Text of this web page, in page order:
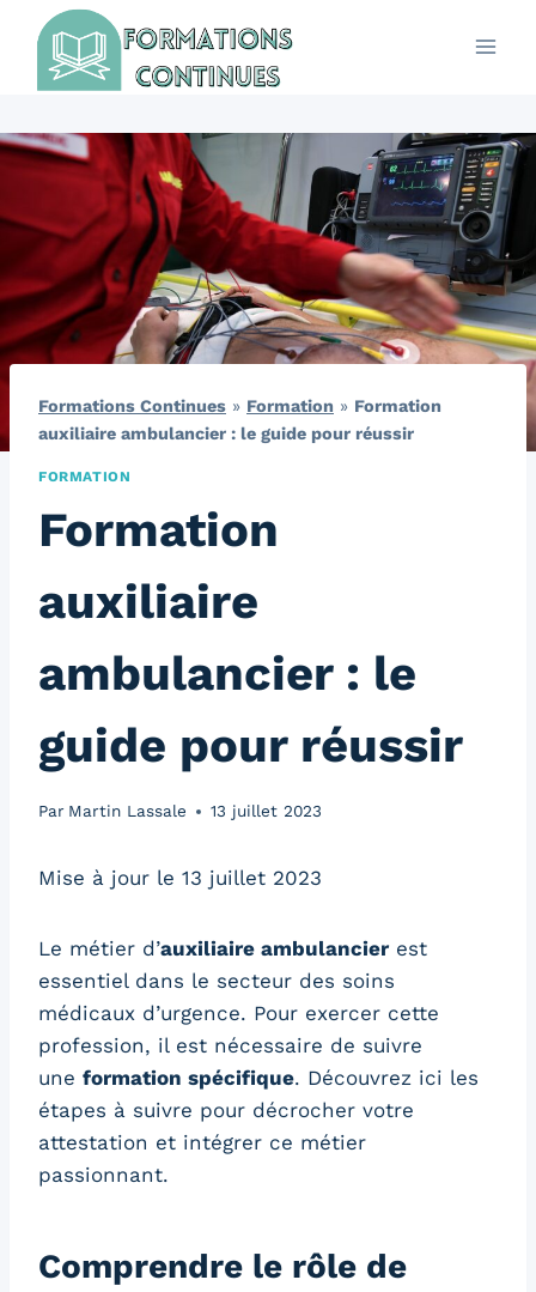
contenu
Formations Continues » Formation » Formation
auxiliaire ambulancier : le guide pour réussir
FORMATION
Formation
auxiliaire
ambulancier : le
guide pour réussir
Par Martin Lassale 13 juillet 2023
Mise à jour le 13 juillet 2023
Le métier d’auxiliaire ambulancier est
essentiel dans le secteur des soins
médicaux d’urgence. Pour exercer cette
profession, il est nécessaire de suivre
une formation spécifique. Découvrez ici les
étapes à suivre pour décrocher votre
attestation et intégrer ce métier
passionnant.
Comprendre le rôle de